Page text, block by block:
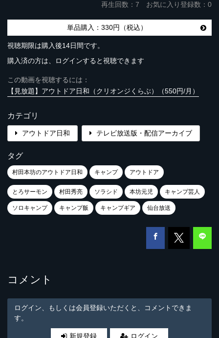
再生回数： 7 お気に入り登録数：0
単品購入：330円（税込）
視聴期限は購入後14日間です。
購入済の方は、ログインすると視聴できます
この動画を視聴するには：
【見放題】アウトドア日和（クリオンジくらぶ）（550円/月）
カテゴリ
アウトドア日和 テレビ放送版・配信アーカイブ
タグ
村田本坊のアウトドア日和 キャンプ アウトドア
とろサーモン 村田秀亮 ソラシド 本坊元児 キャンプ芸人
ソロキャンプ キャンプ飯 キャンプギア 仙台放送
コメント
ログイン、もしくは会員登録いただくと、コメントできま
す。
新規登録 ログイン